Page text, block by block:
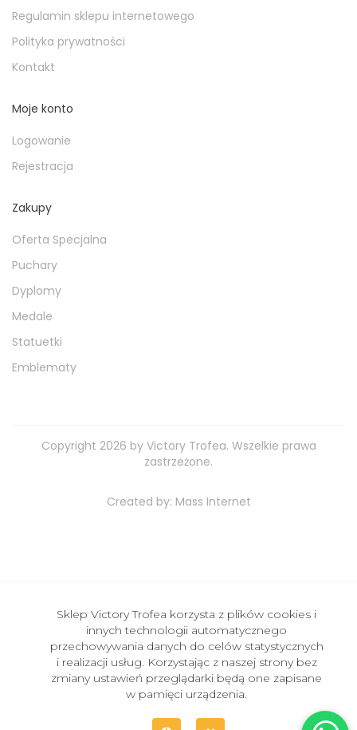
Regulamin sklepu internetowego
Polityka prywatności
Kontakt
Moje konto
Logowanie
Rejestracja
Zakupy
Oferta Specjalna
Puchary
Dyplomy
Medale
Statuetki
Emblematy
Copyright 2026 by Victory Trofea. Wszelkie prawa
zastrzeżone.
Created by: Mass Internet
Sklep Victory Trofea korzysta z plików cookies i
innych technologii automatycznego
przechowywania danych do celów statystycznych
i realizacji usług. Korzystając z naszej strony bez
zmiany ustawień przeglądarki będą one zapisane
w pamięci urządzenia.